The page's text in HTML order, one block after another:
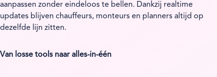
aanpassen zonder eindeloos te bellen. Dankzij realtime
updates blijven chauffeurs, monteurs en planners altijd op
dezelfde lijn zitten.
Van losse tools naar alles-in-één